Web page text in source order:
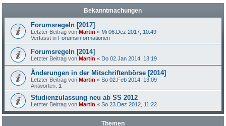
Bekanntmachungen
Forumsregeln [2017]
Letzter Beitrag vonMartin « Mi 06.Dez 2017, 10:49
Verfasst in Forumsinformationen
Forumsregeln [2014]
Letzter Beitrag vonMartin « Do 02.Jan 2014, 13:19
Änderungen in der Mitschriftenbörse [2014]
Letzter Beitrag vonMartin «So 02.Feb 2014, 13:09
Antworten:1
Studienzulassung neu ab SS 2012
Letzter Beitrag vonMartin «So 23.Dez 2012, 11:22
Themen